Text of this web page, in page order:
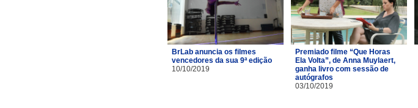
BrLab anuncia os filmes
vencedores da sua 9ª edição
10/10/2019
Premiado filme “Que Horas
Ela Volta”, de Anna Muylaert,
ganha livro com sessão de
autógrafos
03/10/2019